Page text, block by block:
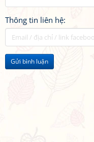
Thông tin liên hệ:
Gửi bình luận